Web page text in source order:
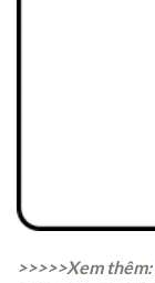
>>>>>Xem thêm: